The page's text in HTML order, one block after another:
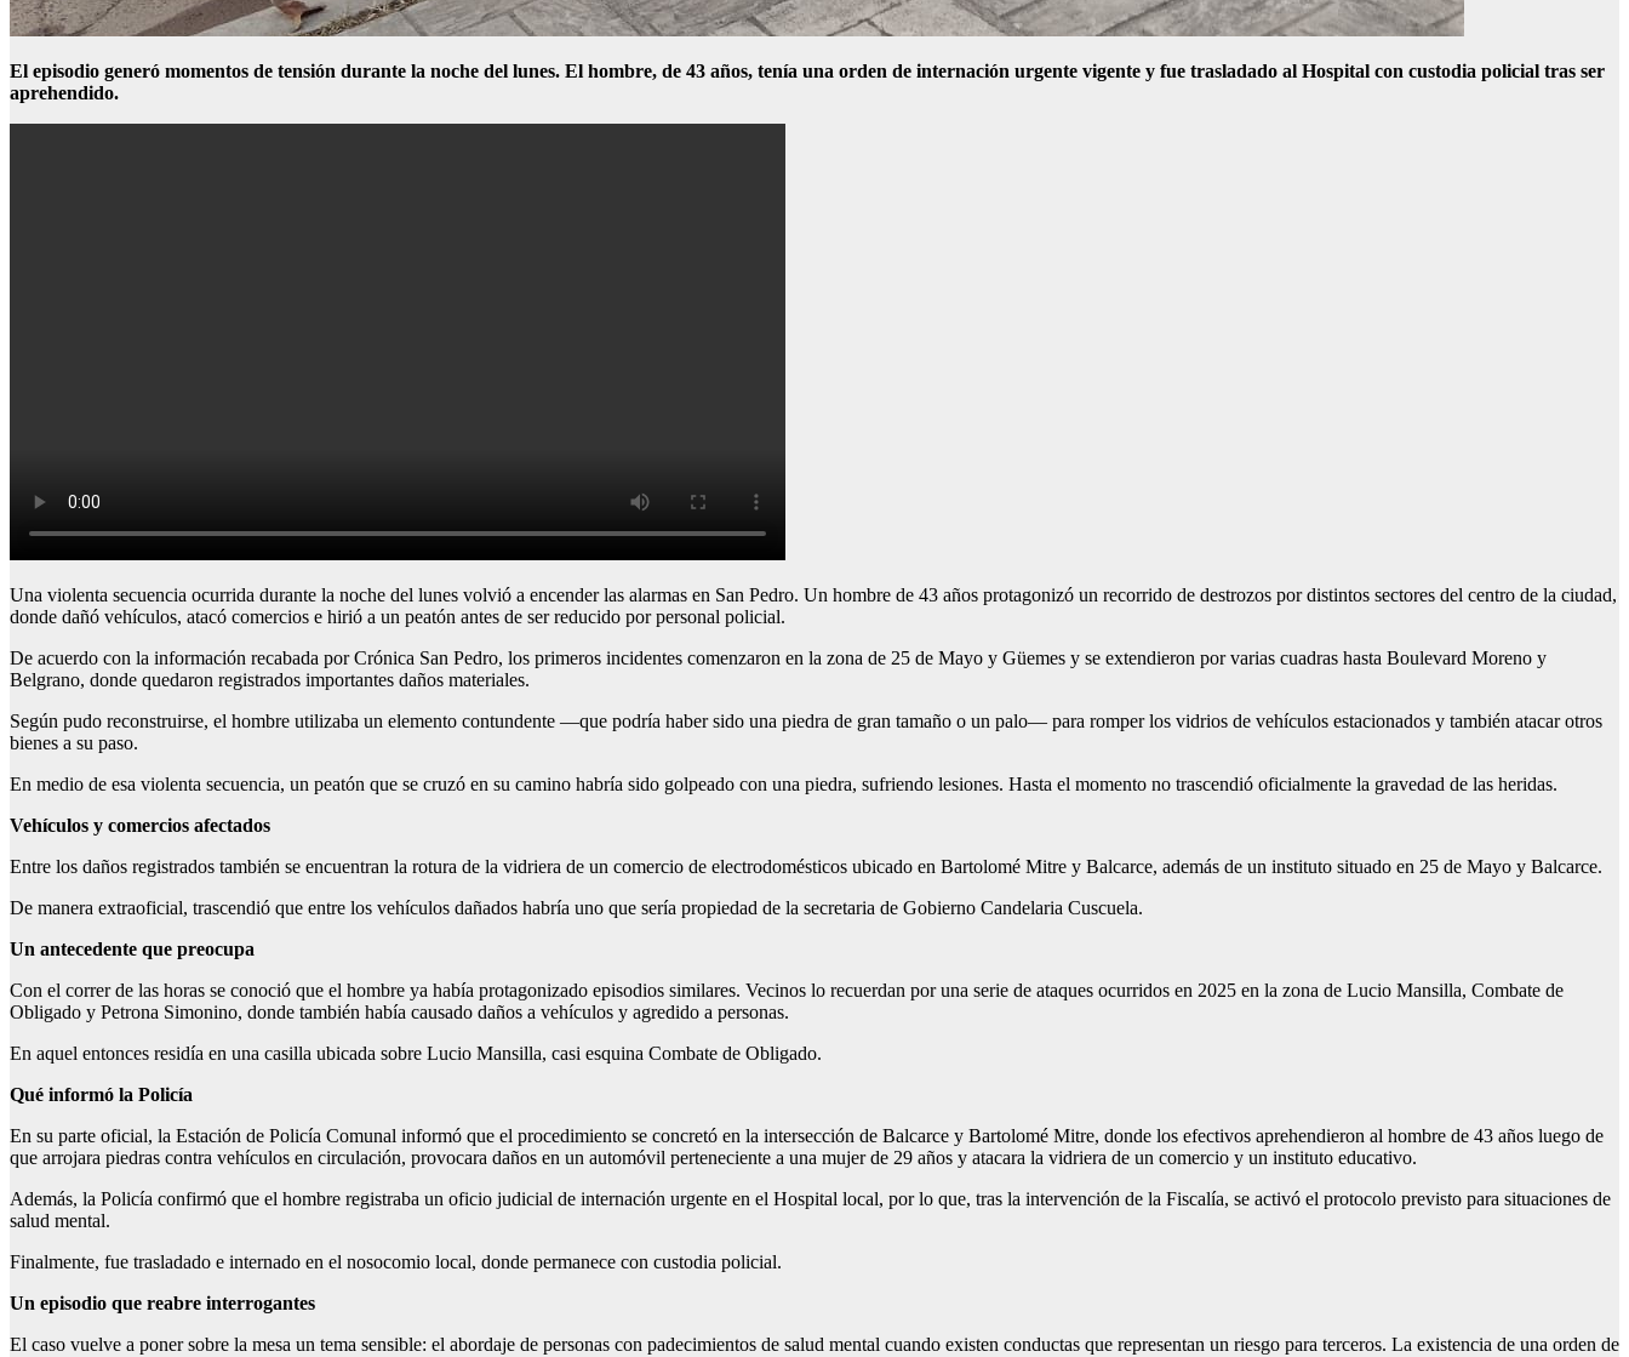
El episodio generó momentos de tensión durante la noche del lunes. El hombre, de 43 años, tenía una orden de internación urgente vigente y fue trasladado al Hospital con custodia policial tras ser
aprehendido.
Una violenta secuencia ocurrida durante la noche del lunes volvió a encender las alarmas en San Pedro. Un hombre de 43 años protagonizó un recorrido de destrozos por distintos sectores del centro de la ciudad,
donde dañó vehículos, atacó comercios e hirió a un peatón antes de ser reducido por personal policial.
De acuerdo con la información recabada por Crónica San Pedro, los primeros incidentes comenzaron en la zona de 25 de Mayo y Güemes y se extendieron por varias cuadras hasta Boulevard Moreno y
Belgrano, donde quedaron registrados importantes daños materiales.
Según pudo reconstruirse, el hombre utilizaba un elemento contundente —que podría haber sido una piedra de gran tamaño o un palo— para romper los vidrios de vehículos estacionados y también atacar otros
bienes a su paso.
En medio de esa violenta secuencia, un peatón que se cruzó en su camino habría sido golpeado con una piedra, sufriendo lesiones. Hasta el momento no trascendió oficialmente la gravedad de las heridas.
Vehículos y comercios afectados
Entre los daños registrados también se encuentran la rotura de la vidriera de un comercio de electrodomésticos ubicado en Bartolomé Mitre y Balcarce, además de un instituto situado en 25 de Mayo y Balcarce.
De manera extraoficial, trascendió que entre los vehículos dañados habría uno que sería propiedad de la secretaria de Gobierno Candelaria Cuscuela.
Un antecedente que preocupa
Con el correr de las horas se conoció que el hombre ya había protagonizado episodios similares. Vecinos lo recuerdan por una serie de ataques ocurridos en 2025 en la zona de Lucio Mansilla, Combate de
Obligado y Petrona Simonino, donde también había causado daños a vehículos y agredido a personas.
En aquel entonces residía en una casilla ubicada sobre Lucio Mansilla, casi esquina Combate de Obligado.
Qué informó la Policía
En su parte oficial, la Estación de Policía Comunal informó que el procedimiento se concretó en la intersección de Balcarce y Bartolomé Mitre, donde los efectivos aprehendieron al hombre de 43 años luego de
que arrojara piedras contra vehículos en circulación, provocara daños en un automóvil perteneciente a una mujer de 29 años y atacara la vidriera de un comercio y un instituto educativo.
Además, la Policía confirmó que el hombre registraba un oficio judicial de internación urgente en el Hospital local, por lo que, tras la intervención de la Fiscalía, se activó el protocolo previsto para situaciones de
salud mental.
Finalmente, fue trasladado e internado en el nosocomio local, donde permanece con custodia policial.
Un episodio que reabre interrogantes
El caso vuelve a poner sobre la mesa un tema sensible: el abordaje de personas con padecimientos de salud mental cuando existen conductas que representan un riesgo para terceros. La existencia de una orden de